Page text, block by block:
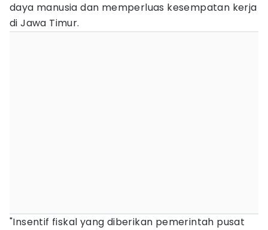
daya manusia dan memperluas kesempatan kerja
di Jawa Timur.
"Insentif fiskal yang diberikan pemerintah pusat